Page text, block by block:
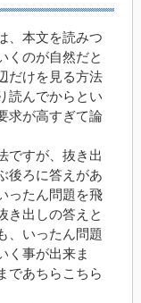
、本文を読みつ
くのが自然だと
だけを見る方法
読んでからとい
求が高すぎて論
ですが、抜き出
後ろに答えがあ
ったん問題を飛
き出しの答えと
、いったん問題
く事が出来ま
であちらこちら